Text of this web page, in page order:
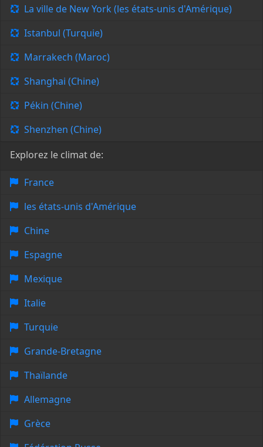
La ville de New York (les états-unis d'Amérique)
Istanbul (Turquie)
Marrakech (Maroc)
Shanghai (Chine)
Pékin (Chine)
Shenzhen (Chine)
Explorez le climat de:
France
les états-unis d'Amérique
Chine
Espagne
Mexique
Italie
Turquie
Grande-Bretagne
Thaïlande
Allemagne
Grèce